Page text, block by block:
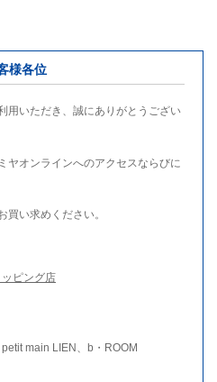
様各位
用いただき、誠にありがとうござい
ヤオンラインへのアクセスならびに
買い求めください。
ピング店
main LIEN、b・ROOM